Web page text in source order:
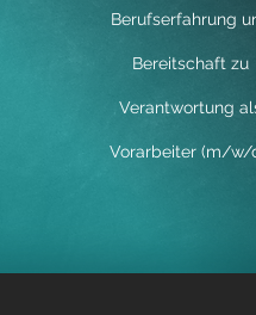
Berufserfahrung
Bereitschaft zu
Verantwortung
Vorarbeiter (m/w/